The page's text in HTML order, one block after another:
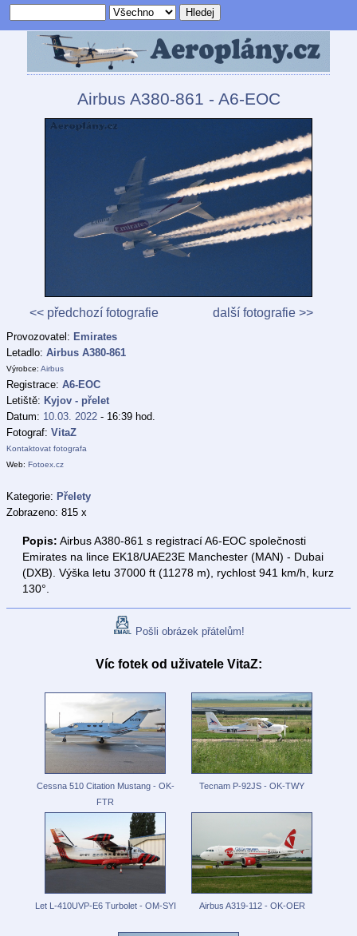
Airbus A380-861 - A6-EOC
<< předchozí fotografie další fotografie >>
Provozovatel: Emirates
Letadlo: Airbus A380-861
Výrobce: Airbus
Registrace: A6-EOC
Letiště: Kyjov - přelet
Datum: 10.03. 2022 - 16:39 hod.
Fotograf: VitaZ
Kontaktovat fotografa
Web: Fotoex.cz
Kategorie: Přelety
Zobrazeno: 815 x
Popis: Airbus A380-861 s registrací A6-EOC společnosti
Emirates na lince EK18/UAE23E Manchester (MAN) - Dubai
(DXB). Výška letu 37000 ft (11278 m), rychlost 941 km/h, kurz
130°.
Pošli obrázek přátelům!
Víc fotek od uživatele VitaZ:
Cessna 510 Citation Mustang - OK-
FTR
Tecnam P-92JS - OK-TWY
Let L-410UVP-E6 Turbolet - OM-SYI Airbus A319-112 - OK-OER